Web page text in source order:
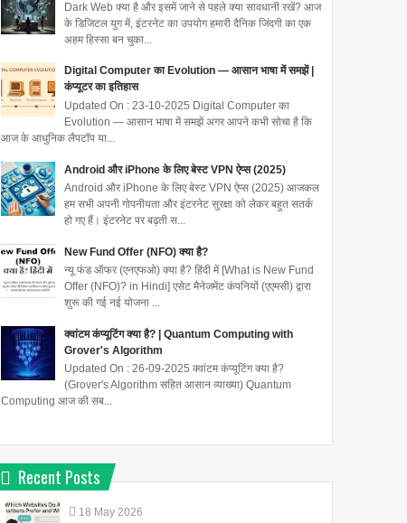
Dark Web क्या है और इसमें जाने से पहले क्या सावधानी रखें? आज
के डिजिटल युग में, इंटरनेट का उपयोग हमारी दैनिक जिंदगी का एक
अहम हिस्सा बन चुका...
Digital Computer का Evolution — आसान भाषा में समझें |
कंप्यूटर का इतिहास
Updated On : 23-10-2025 Digital Computer का
Evolution — आसान भाषा में समझें अगर आपने कभी सोचा है कि
आज के आधुनिक लैपटॉप या...
Android और iPhone के लिए बेस्ट VPN ऐप्स (2025)
Android और iPhone के लिए बेस्ट VPN ऐप्स (2025) आजकल
हम सभी अपनी गोपनीयता और इंटरनेट सुरक्षा को लेकर बहुत सतर्क
हो गए हैं। इंटरनेट पर बढ़ती स...
New Fund Offer (NFO) क्या है?
न्यू फंड ऑफर (एनएफओ) क्या है? हिंदी में [What is New Fund
Offer (NFO)? in Hindi] एसेट मैनेजमेंट कंपनियों (एएमसी) द्वारा
शुरू की गई नई योजना ...
क्वांटम कंप्यूटिंग क्या है? | Quantum Computing with
Grover's Algorithm
Updated On : 26-09-2025 क्वांटम कंप्यूटिंग क्या है?
(Grover's Algorithm सहित आसान व्याख्या) Quantum
Computing आज की सब...
Recent Posts
18 May 2026